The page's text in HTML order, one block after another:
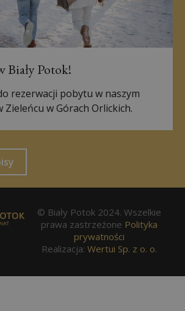
Biały Potok!
rezerwacji pobytu w naszym
Zieleńcu w Górach Orlickich.
© Biały Potok 2024. Wszelkie
prawa zastrzeżone Polityka
prywatności
Realizacja: Wertui Sp. z o. o.